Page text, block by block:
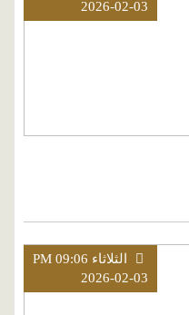
2026-02-03
الثلاثاء PM 09:06
2026-02-03